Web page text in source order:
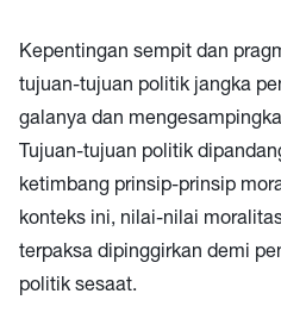
Kepentingan sempit dan
tujuan-tujuan politik jangka
galanya dan
Tujuan-tujuan politik
ketimbang prinsip-prinsip
konteks ini, nilai-nilai
terpaksa dipinggirkan demi
politik sesaat.